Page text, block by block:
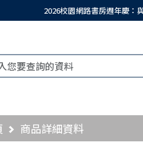
2026校園網路書房週年慶：
商品詳細資料